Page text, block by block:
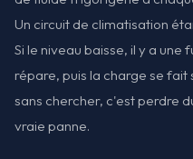
Un circuit de climatisation
Si le niveau baisse, il y a une
répare, puis la charge se
sans chercher, c'est perdre
vraie panne.